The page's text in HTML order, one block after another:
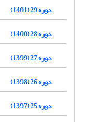
دوره 29 (1401)
دوره 28 (1400)
دوره 27 (1399)
دوره 26 (1398)
دوره 25 (1397)